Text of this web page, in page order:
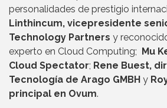
personalidades de prestigio
Linthincum, vicepresidente
Technology Partners y
experto en Cloud Computing; Mu
Cloud Spectator; Rene Buest,
Tecnología de Arago GMBH y
principal en Ovum.